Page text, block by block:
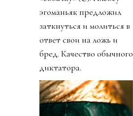
эгоманьяк предложил
заткнуться и молиться в
ответ свои на ложь и
бред. Качество обычного
диктатора.